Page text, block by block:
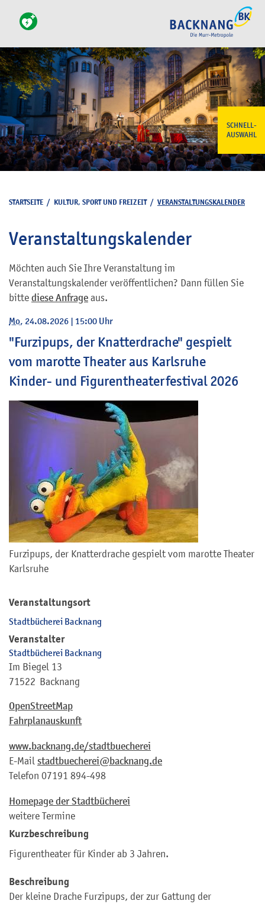
SCHNELL-
AUSWAHL
STARTSEITE / KULTUR, SPORT UND FREIZEIT/ VERANSTALTUNGSKALENDER
Veranstaltungskalender
Möchten auch Sie Ihre Veranstaltung im
Veranstaltungskalender veröffentlichen? Dann füllen Sie
bitte diese Anfrage aus.
Mo, 24.08.2026 | 15:00 Uhr
"Furzipups, der Knatterdrache" gespielt
vom marotte Theater aus Karlsruhe
Kinder- und Figurentheaterfestival 2026
Furzipups, der Knatterdrache gespielt vom marotte Theater
Karlsruhe
Veranstaltungsort
Stadtbücherei Backnang
Veranstalter
Stadtbücherei Backnang
Im Biegel 13
71522 Backnang
OpenStreetMap
Fahrplanauskunft
www.backnang.de/stadtbuecherei
E-Mail stadtbuecherei@backnang.de
Telefon 07191 894-498
Homepage der Stadtbücherei
weitere Termine
Kurzbeschreibung
Figurentheater für Kinder ab 3 Jahren.
Beschreibung
Der kleine Drache Furzipups, der zur Gattung der